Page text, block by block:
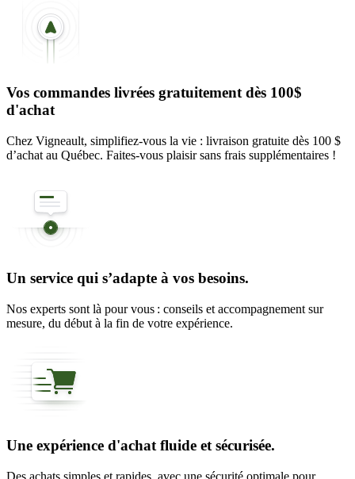
Vos commandes livrées gratuitement dès 100$
d'achat
Chez Vigneault, simplifiez-vous la vie : livraison gratuite dès 100 $
d’achat au Québec. Faites-vous plaisir sans frais supplémentaires !
Un service qui s’adapte à vos besoins.
Nos experts sont là pour vous : conseils et accompagnement sur
mesure, du début à la fin de votre expérience.
Une expérience d'achat fluide et sécurisée.
Des achats simples et rapides, avec une sécurité optimale pour